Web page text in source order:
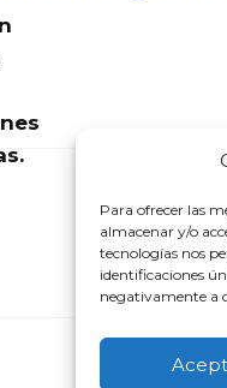
Para ofrecer las
almacenar y/o
tecnologías nos
identificaciones
negativamente a